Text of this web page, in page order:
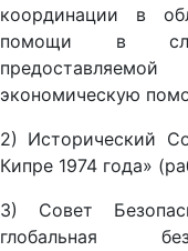
координации в
помощи в
экономическую
2) Исторический
Кипре 1974 года»
3) Совет
глобальная